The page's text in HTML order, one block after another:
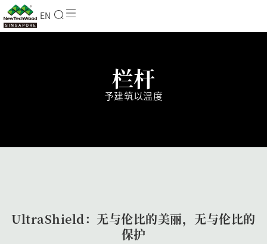
EN
栏杆
予建筑以温度
UltraShield：无与伦比的美丽，无与伦比的
保护